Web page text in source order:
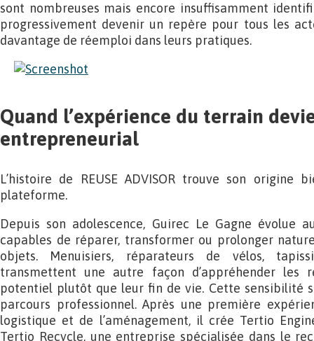
sont nombreuses mais encore insuffisamment
progressivement devenir un repère pour tous les
davantage de réemploi dans leurs pratiques.
Quand l’expérience du terrain
entrepreneurial
L’histoire de REUSE ADVISOR trouve son
plateforme.
Depuis son adolescence, Guirec Le Gagne évolue
capables de réparer, transformer ou prolonger
objets. Menuisiers, réparateurs de vélos,
transmettent une autre façon d’appréhender les
potentiel plutôt que leur fin de vie. Cette sensibilité
parcours professionnel. Après une première
logistique et de l’aménagement, il crée Tertio
Tertio Recycle, une entreprise spécialisée dans le